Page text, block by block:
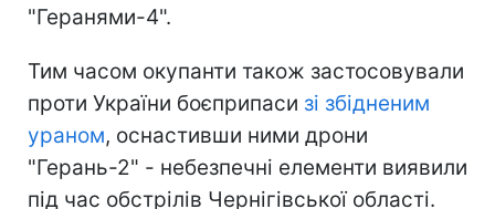
"Геранями-4".
Тим часом окупанти також застосовували
проти України боєприпаси зі збідненим
ураном, оснастивши ними дрони
"Герань-2" - небезпечні елементи виявили
під час обстрілів Чернігівської області.